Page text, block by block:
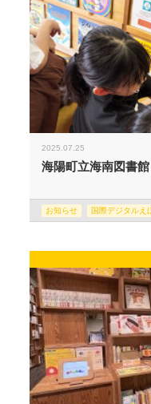
2025.07.25
海陽町立海南図書
お知らせ 国際デジタルえ